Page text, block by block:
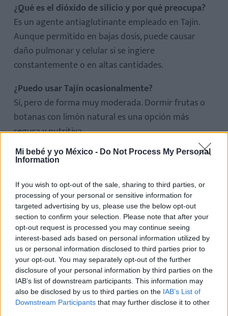
Mi bebé y yo México - Do Not Process My Personal
Information
If you wish to opt-out of the sale, sharing to third parties, or
processing of your personal or sensitive information for
targeted advertising by us, please use the below opt-out
section to confirm your selection. Please note that after your
opt-out request is processed you may continue seeing
interest-based ads based on personal information utilized by
us or personal information disclosed to third parties prior to
your opt-out. You may separately opt-out of the further
disclosure of your personal information by third parties on the
IAB’s list of downstream participants. This information may
also be disclosed by us to third parties on the IAB’s List of
Downstream Participants that may further disclose it to other
¿Qué es el dióxido de silicio y por qué preocupa?
Es un agente antiaglutinante empleado en Tajín.
Aunque permitido en bajas dosis, puede causar
daño pulmonar y celular si se ingiere
constantemente o en altas cantidades.
¿Puedo usar Tajín ocasionalmente?
Sí, pero de forma muy moderada. Dormir frutas o
botanas con limón natural es una opción más
segura y nutritiva.
Te puede interesar…